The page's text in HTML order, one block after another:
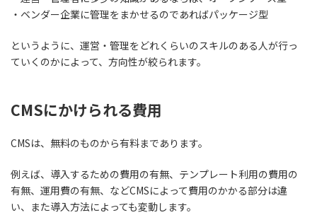
・ベンダー企業に管理をまかせるのであればパッケージ型
というように、運営・管理をどれくらいのスキルのある人が行っ
ていくのかによって、方向性が絞られます。
CMSにかけられる費用
CMSは、無料のものから有料まであります。
例えば、導入するための費用の有無、テンプレート利用の費用の
有無、運用費の有無、などCMSによって費用のかかる部分は違
い、また導入方法によっても変動します。